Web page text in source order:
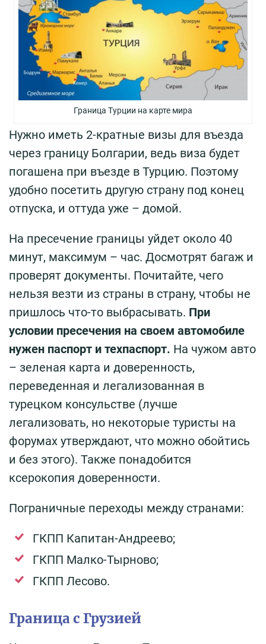
Граница Турции на карте мира
Нужно иметь 2-кратные визы для въезда
через границу Болгарии, ведь виза будет
погашена при въезде в Турцию. Поэтому
удобно посетить другую страну под конец
отпуска, и оттуда уже – домой.
На пресечение границы уйдет около 40
минут, максимум – час. Досмотрят багаж и
проверят документы. Почитайте, чего
нельзя везти из страны в страну, чтобы не
пришлось что-то выбрасывать. При
условии пресечения на своем автомобиле
нужен паспорт и техпаспорт. На чужом авто
– зеленая карта и доверенность,
переведенная и легализованная в
турецком консульстве (лучше
легализовать, но некоторые туристы на
форумах утверждают, что можно обойтись
и без этого). Также понадобится
ксерокопия доверенности.
Пограничные переходы между странами:
ГКПП Капитан-Андреево;
ГКПП Малко-Тырново;
ГКПП Лесово.
Граница с Грузией